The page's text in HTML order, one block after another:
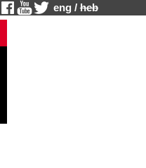
eng/heb